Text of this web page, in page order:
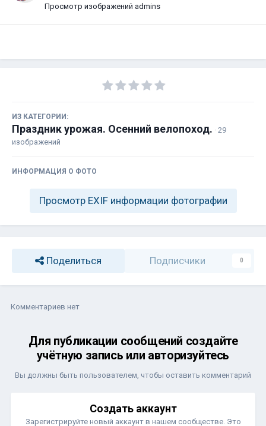
Просмотр изображений admins
ИЗ КАТЕГОРИИ:
Праздник урожая. Осенний велопоход. · 29
изображений
ИНФОРМАЦИЯ О ФОТО
Просмотр EXIF информации фотографии
Поделиться Подписчики 0
Комментариев нет
Для публикации сообщений создайте
учётную запись или авторизуйтесь
Вы должны быть пользователем, чтобы оставить комментарий
Создать аккаунт
Зарегистрируйте новый аккаунт в нашем сообществе. Это